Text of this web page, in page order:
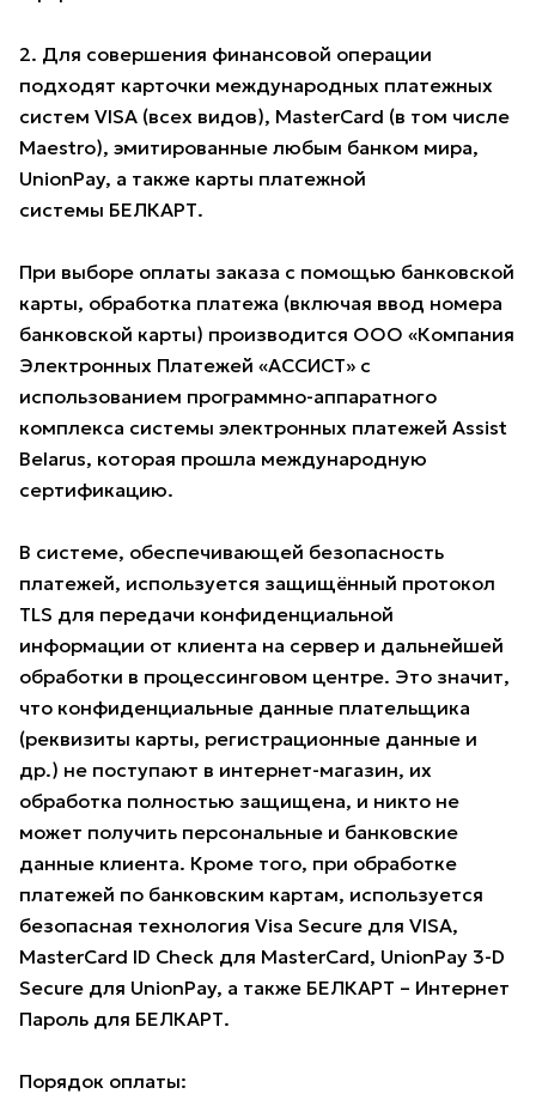
2. Для совершения финансовой операции
подходят карточки международных платежных
систем VISA (всех видов), MasterCard (в том числе
Maestro), эмитированные любым банком мира,
UnionPay, а также карты платежной
системы БЕЛКАРТ.
При выборе оплаты заказа с помощью банковской
карты, обработка платежа (включая ввод номера
банковской карты) производится ООО «Компания
Электронных Платежей «АССИСТ» с
использованием программно-аппаратного
комплекса системы электронных платежей Assist
Belarus, которая прошла международную
сертификацию.
В системе, обеспечивающей безопасность
платежей, используется защищённый протокол
TLS для передачи конфиденциальной
информации от клиента на сервер и дальнейшей
обработки в процессинговом центре. Это значит,
что конфиденциальные данные плательщика
(реквизиты карты, регистрационные данные и
др.) не поступают в интернет-магазин, их
обработка полностью защищена, и никто не
может получить персональные и банковские
данные клиента. Кроме того, при обработке
платежей по банковским картам, используется
безопасная технология Visa Secure для VISA,
MasterCard ID Check для MasterCard, UnionPay 3-D
Secure для UnionPay, а также БЕЛКАРТ – Интернет
Пароль для БЕЛКАРТ.
Порядок оплаты: